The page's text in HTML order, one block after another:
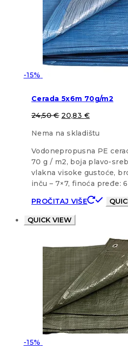
-15%
Cerada 5x6m 70g/m2
24,50€ 20,83 €
Nema na skladištu
Vodonepropusna PE
70 g / m2, boja plavo-
vlakna visoke gustoće,
inču – 7×7, finoća pređe:
PROČITAJ VIŠE
QUICK VIEW
-15%